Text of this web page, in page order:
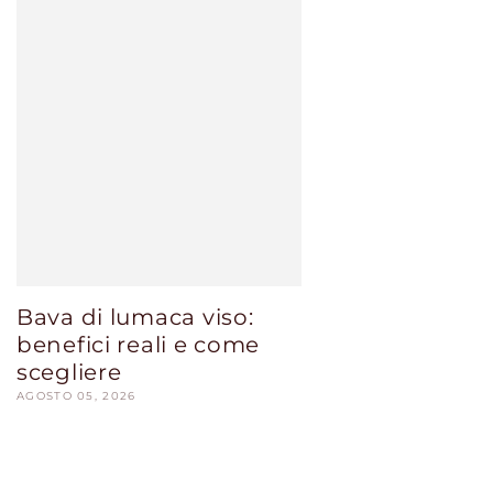
Bava di lumaca viso:
benefici reali e come
scegliere
AGOSTO 05, 2026